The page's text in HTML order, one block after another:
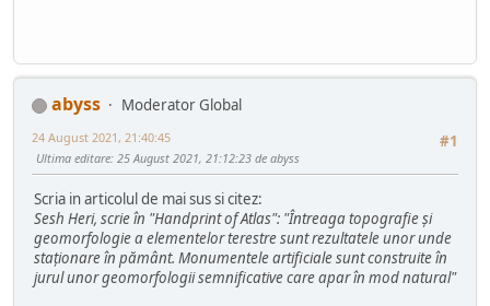
abyss
Moderator Global
#1
24 August 2021, 21:40:45
Ultima editare: 25 August 2021, 21:12:23 de abyss
Scria in articolul de mai sus si citez:
Sesh Heri, scrie în "Handprint of Atlas": "Întreaga topografie și
geomorfologie a elementelor terestre sunt rezultatele unor unde
staționare în pământ. Monumentele artificiale sunt construite în
jurul unor geomorfologii semnificative care apar în mod natural"